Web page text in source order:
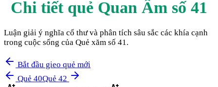
Chi tiết quẻ Quan Âm số 41
Luận giải ý nghĩa cổ thư và phân tích sâu sắc các khía cạnh
trong cuộc sống của Quẻ xăm số 41 .
Bắt đầu gieo quẻ mới
Quẻ 40Quẻ 42